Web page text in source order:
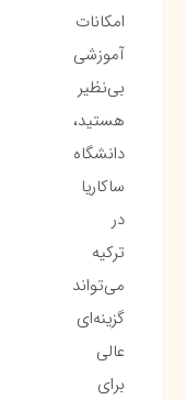
امکانات
آموزشی
بی‌نظیر
هستید،
دانشگاه
ساکاریا
در
ترکیه
می‌تواند
گزینه‌ای
عالی
برای